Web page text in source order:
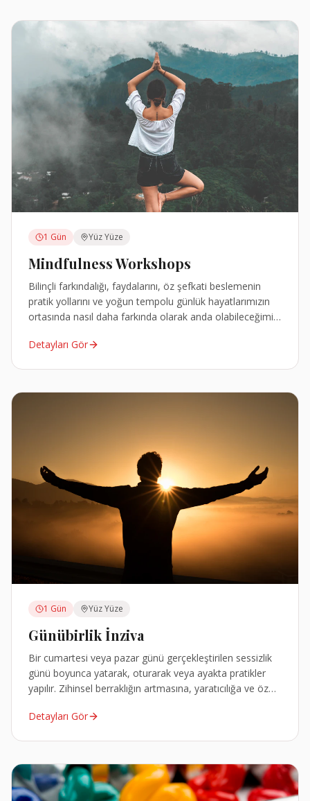
1 Gün Yüz Yüze
Mindfulness Workshops
Bilinçli farkındalığı, faydalarını, öz şefkati beslemenin
pratik yollarını ve yoğun tempolu günlük hayatlarımızın
ortasında nasıl daha farkında olarak anda olabileceğimizi
Detayları Gör
1 Gün Yüz Yüze
Günübirlik İnziva
Bir cumartesi veya pazar günü gerçekleştirilen sessizlik
günü boyunca yatarak, oturarak veya ayakta pratikler
yapılır. Zihinsel berraklığın artmasına, yaratıcılığa ve öz
Detayları Gör